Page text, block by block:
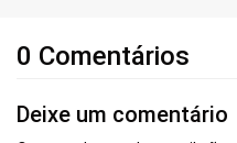
0 Comentários
Deixe um comentário